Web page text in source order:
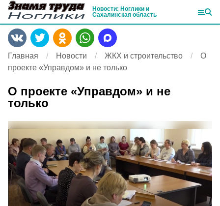
Новости: Ноглики и
Сахалинская область
Главная Новости ЖКХ и строительство
О
проекте «Управдом» и не только
О проекте «Управдом» и не
только